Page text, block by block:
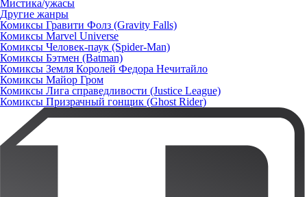
Мистика/ужасы
Другие жанры
Комиксы Гравити Фолз (Gravity Falls)
Комиксы Marvel Universe
Комиксы Человек-паук (Spider-Man)
Комиксы Бэтмен (Batman)
Комиксы Земля Королей Федора Нечитайло
Комиксы Майор Гром
Комиксы Лига справедливости (Justice League)
Комиксы Призрачный гонщик (Ghost Rider)